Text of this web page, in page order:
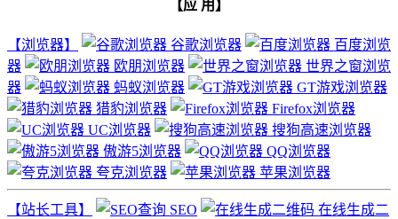
【应 用】
【浏览器】 谷歌浏览器
百度浏览
器
欧朋浏览器
世界之窗浏览
器
蚂蚁浏览器
GT游戏浏览器
猎豹浏览器
Firefox浏览器
UC浏览器
搜狗高速浏览器
傲游5浏览器
QQ浏览器
夸克浏览器
苹果浏览器
【站长工具】 SEO
在线生成二